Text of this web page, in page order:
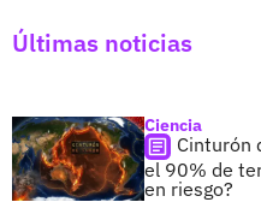
Últimas noticias
Ciencia
Cinturón
el 90% de
en riesgo?